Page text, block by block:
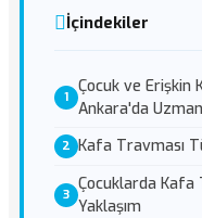
İçindekiler
Çocuk ve Erişkin
Ankara'da
Kafa Travması
Çocuklarda Kafa
Yaklaşım